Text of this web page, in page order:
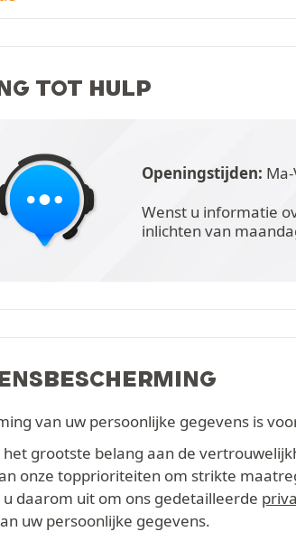
TOT HULP
Openingstijden:
Wenst u informatie
inlichten van
van uw persoonlijke gegevens is
het grootste belang aan de
onze topprioriteiten om strikte
daarom uit om ons gedetailleerde
uw persoonlijke gegevens.